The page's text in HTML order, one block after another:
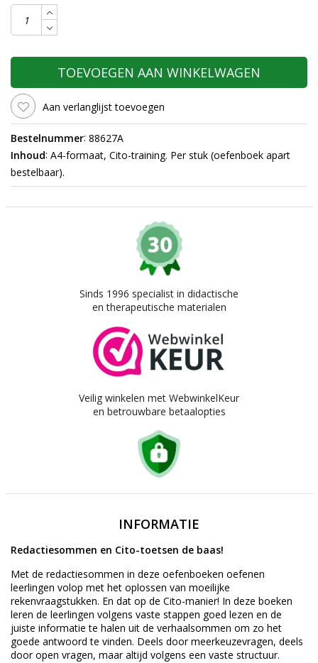
TOEVOEGEN AAN WINKELWAGEN
Aan verlanglijst toevoegen
Bestelnummer: 88627A
Inhoud: A4-formaat, Cito-training. Per stuk (oefenboek apart
bestelbaar).
Sinds 1996 specialist in didactische
en therapeutische materialen
Veilig winkelen met WebwinkelKeur
en betrouwbare betaalopties
INFORMATIE
Redactiesommen en Cito-toetsen de baas!
Met de redactiesommen in deze oefenboeken oefenen
leerlingen volop met het oplossen van moeilijke
rekenvraagstukken. En dat op de Cito-manier! In deze boeken
leren de leerlingen volgens vaste stappen goed lezen en de
juiste informatie te halen uit de verhaalsommen om zo het
goede antwoord te vinden. Deels door meerkeuzevragen, deels
door open vragen, maar altijd volgens een vaste structuur.